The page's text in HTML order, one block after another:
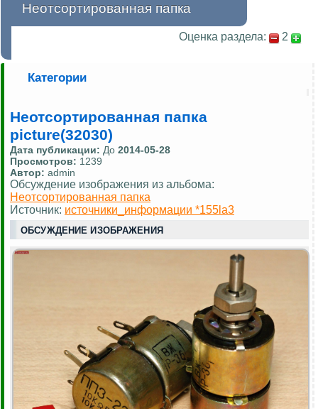
Неотсортированная папка
Оценка раздела: 2
Категории
Неотсортированная папка
picture(32030)
Дата публикации: До 2014-05-28
Просмотров: 1239
Автор: admin
Обсуждение изображения из альбома:
Неотсортированная папка
Источник: источники_информации *155la3
ОБСУЖДЕНИЕ ИЗОБРАЖЕНИЯ